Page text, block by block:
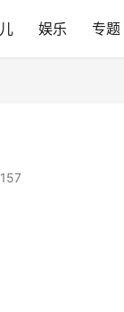
情感 旅游